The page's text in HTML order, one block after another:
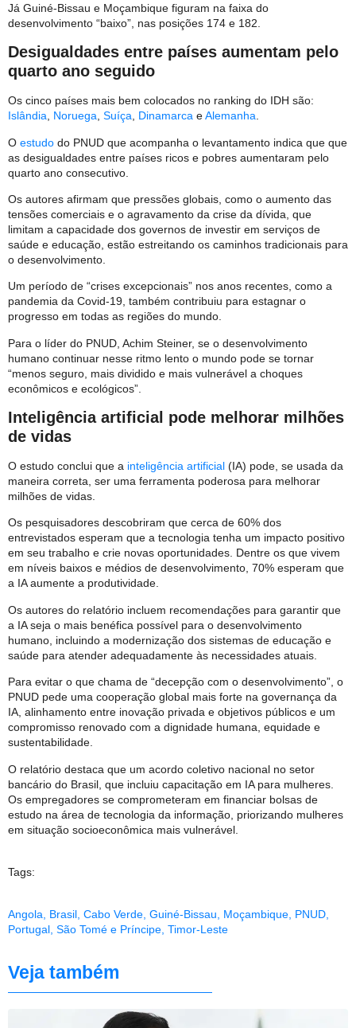
Já Guiné-Bissau e Moçambique figuram na faixa do
desenvolvimento “baixo”, nas posições 174 e 182.
Desigualdades entre países aumentam pelo
quarto ano seguido
Os cinco países mais bem colocados no ranking do IDH são:
Islândia
Noruega Suíça Dinamarca eAlemanha
O estudo do PNUD que acompanha o levantamento indica que que
as desigualdades entre países ricos e pobres aumentaram pelo
quarto ano consecutivo.
Os autores afirmam que pressões globais, como o aumento das
tensões comerciais e o agravamento da crise da dívida, que
limitam a capacidade dos governos de investir em serviços de
saúde e educação, estão estreitando os caminhos tradicionais para
o desenvolvimento.
Um período de “crises excepcionais” nos anos recentes, como a
pandemia da Covid-19, também contribuiu para estagnar o
progresso em todas as regiões do mundo.
Para o líder do PNUD, Achim Steiner, se o desenvolvimento
humano continuar nesse ritmo lento o mundo pode se tornar
“menos seguro, mais dividido e mais vulnerável a choques
econômicos e ecológicos”.
Inteligência artificial pode melhorar milhões
de vidas
O estudo conclui que a inteligência artificial (IA) pode, se usada da
maneira correta, ser uma ferramenta poderosa para melhorar
milhões de vidas.
Os pesquisadores descobriram que cerca de 60% dos
entrevistados esperam que a tecnologia tenha um impacto positivo
em seu trabalho e crie novas oportunidades. Dentre os que vivem
em níveis baixos e médios de desenvolvimento, 70% esperam que
a IA aumente a produtividade.
Os autores do relatório incluem recomendações para garantir que
a IA seja o mais benéfica possível para o desenvolvimento
humano, incluindo a modernização dos sistemas de educação e
saúde para atender adequadamente às necessidades atuais.
Para evitar o que chama de “decepção com o desenvolvimento”, o
PNUD pede uma cooperação global mais forte na governança da
IA, alinhamento entre inovação privada e objetivos públicos e um
compromisso renovado com a dignidade humana, equidade e
sustentabilidade.
O relatório destaca que um acordo coletivo nacional no setor
bancário do Brasil, que incluiu capacitação em IA para mulheres.
Os empregadores se comprometeram em financiar bolsas de
estudo na área de tecnologia da informação, priorizando mulheres
em situação socioeconômica mais vulnerável.
Tags:
Angola, Brasil, Cabo Verde, Guiné-Bissau, Moçambique, PNUD,
Portugal, São Tomé e Príncipe, Timor-Leste
Veja também